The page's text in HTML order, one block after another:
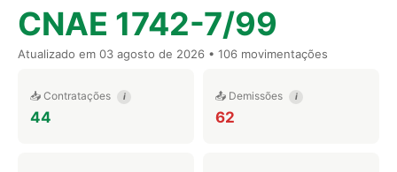
CNAE 1742-7/99
Atualizado em 03 agosto de 2026 • 106 movimentações
📥 Contratações i
44
📤 Demissões i
62